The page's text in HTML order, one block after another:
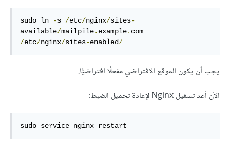
sudo ln -s /etc/nginx/sites-
available/mailpile. example.
/etc/nginx/sites-enabled/
يجب أن يكون الموقع الافتراضي مفعلًا افتراضيًّا.
الآن أعد تشغيل Nginx لإعادة تحميل الضبط:
sudo service nginx restart